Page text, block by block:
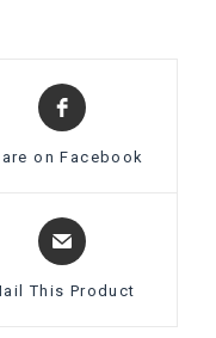
on Facebook
This Product